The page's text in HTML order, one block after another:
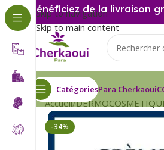
Skip to navigation
Skip to main content
Bénéficiez de la livraison
CatégoriesPara Cherkaoui
Accueil
-34%